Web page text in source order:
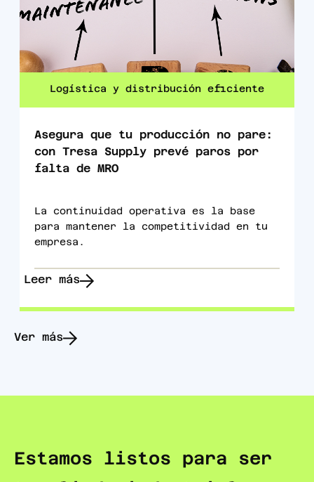
Logística y distribución eficiente
Asegura que tu producción no pare:
con Tresa Supply prevé paros por
falta de MRO
La continuidad operativa es la base
para mantener la competitividad en tu
empresa.
Leer más
Ver más
Estamos listos para ser